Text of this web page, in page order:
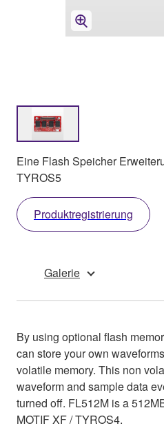
Eine Flash Speicher
TYROS5
Produktregistrierung
Galerie
By using optional flash
can store your own
volatile memory. This non
waveform and sample data
turned off. FL512M is a
MOTIF XF / TYROS4.